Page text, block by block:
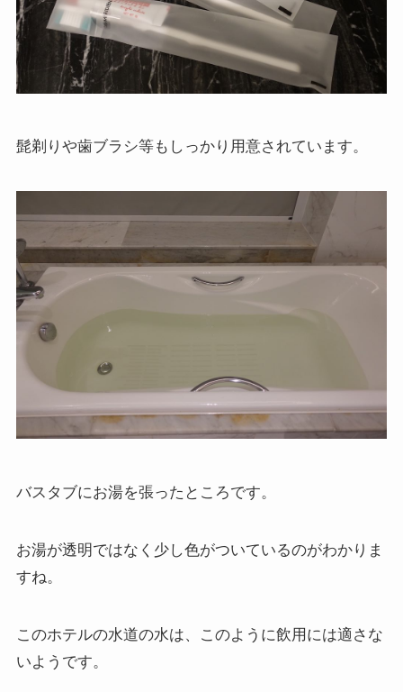
髭剃りや歯ブラシ等もしっかり用意されています。
バスタブにお湯を張ったところです。
お湯が透明ではなく少し色がついているのがわかりま
すね。
このホテルの水道の水は、このように飲用には適さな
いようです。